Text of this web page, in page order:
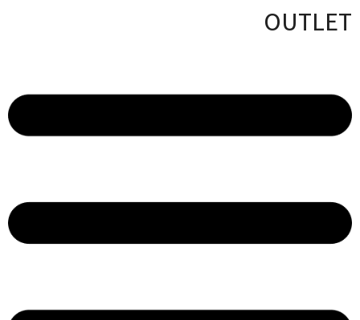
OUTLET